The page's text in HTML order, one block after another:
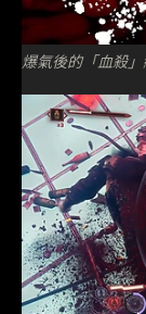
爆氣後的「血殺」